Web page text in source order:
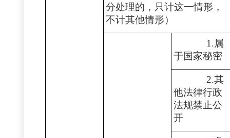
分处理的，只计这一情形，
不计其他情形）
1.属
于国家秘密
2.其
他法律行政
法规禁止公
开